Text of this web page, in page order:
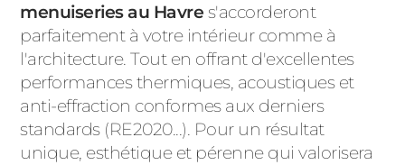
menuiseries au Havre s'accorderont
parfaitement à votre intérieur comme à
l'architecture. Tout en offrant d'excellentes
performances thermiques, acoustiques et
anti-effraction conformes aux derniers
standards (RE2020...). Pour un résultat
unique, esthétique et pérenne qui valorisera